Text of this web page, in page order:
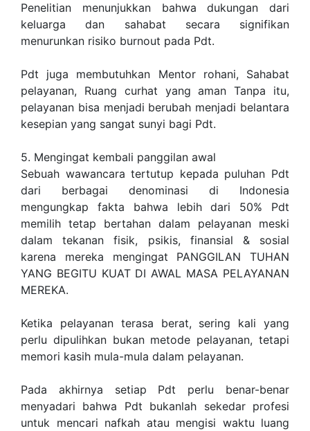
Penelitian menunjukkan bahwa dukungan dari
keluarga dan sahabat secara signifikan
menurunkan risiko burnout pada Pdt.
Pdt juga membutuhkan Mentor rohani, Sahabat
pelayanan, Ruang curhat yang aman Tanpa itu,
pelayanan bisa menjadi berubah menjadi belantara
kesepian yang sangat sunyi bagi Pdt.
5. Mengingat kembali panggilan awal
Sebuah wawancara tertutup kepada puluhan Pdt
dari berbagai denominasi di Indonesia
mengungkap fakta bahwa lebih dari 50% Pdt
memilih tetap bertahan dalam pelayanan meski
dalam tekanan fisik, psikis, finansial & sosial
karena mereka mengingat PANGGILAN TUHAN
YANG BEGITU KUAT DI AWAL MASA PELAYANAN
MEREKA.
Ketika pelayanan terasa berat, sering kali yang
perlu dipulihkan bukan metode pelayanan, tetapi
memori kasih mula-mula dalam pelayanan.
Pada akhirnya setiap Pdt perlu benar-benar
menyadari bahwa Pdt bukanlah sekedar profesi
untuk mencari nafkah atau mengisi waktu luang